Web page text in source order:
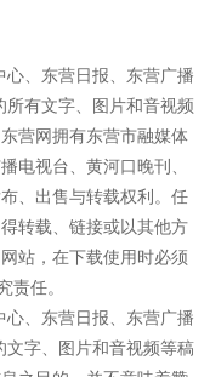
、东营日报、东营广播
所有文字、图片和音视频
营网拥有东营市融媒体
电视台、黄河口晚刊、
、出售与转载权利。任
转载、链接或以其他方
站，在下载使用时必须
责任。
、东营日报、东营广播
文字、图片和音视频等稿